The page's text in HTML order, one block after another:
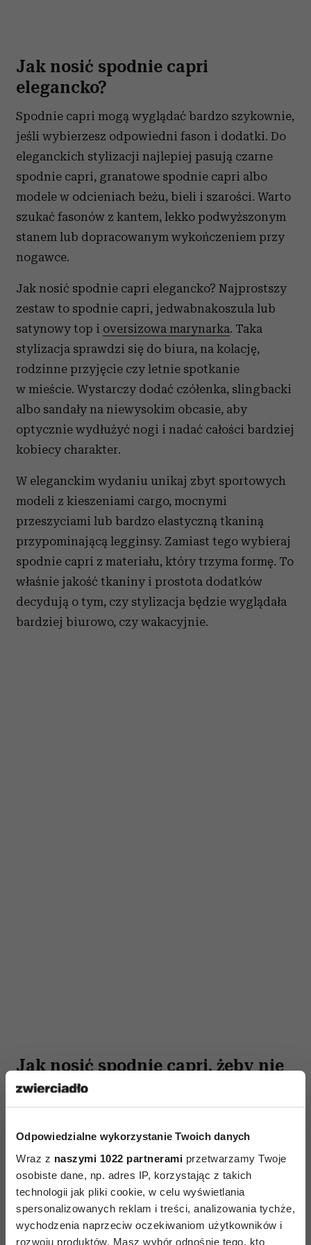
Odpowiedzialne wykorzystanie Twoich danych
Wraz z naszymi 1022 partnerami przetwarzamy Twoje
osobiste dane, np. adres IP, korzystając z takich
technologii jak pliki cookie, w celu wyświetlania
spersonalizowanych reklam i treści, analizowania tychże,
wychodzenia naprzeciw oczekiwaniom użytkowników i
rozwoju produktów. Masz wybór odnośnie tego, kto
Jak nosić spodnie capri
elegancko?
Spodnie capri mogą wyglądać bardzo szykownie,
jeśli wybierzesz odpowiedni fason i dodatki. Do
eleganckich stylizacji najlepiej pasują czarne
spodnie capri, granatowe spodnie capri albo
modele w odcieniach beżu, bieli i szarości. Warto
szukać fasonów z kantem, lekko podwyższonym
stanem lub dopracowanym wykończeniem przy
nogawce.
Jak nosić spodnie capri elegancko? Najprostszy
zestaw to spodnie capri, jedwabnakoszula lub
satynowy top i oversizowa marynarka. Taka
stylizacja sprawdzi się do biura, na kolację,
rodzinne przyjęcie czy letnie spotkanie
w mieście. Wystarczy dodać czółenka, slingbacki
albo sandały na niewysokim obcasie, aby
optycznie wydłużyć nogi i nadać całości bardziej
kobiecy charakter.
W eleganckim wydaniu unikaj zbyt sportowych
modeli z kieszeniami cargo, mocnymi
przeszyciami lub bardzo elastyczną tkaniną
przypominającą legginsy. Zamiast tego wybieraj
spodnie capri z materiału, który trzyma formę. To
właśnie jakość tkaniny i prostota dodatków
decydują o tym, czy stylizacja będzie wyglądała
bardziej biurowo, czy wakacyjnie.
Jak nosić spodnie capri, żeby nie
skracały nóg?
rzeczywiście może być wymagająca. Spodnie
kończące się w najszerszym miejscu łydki mogą
optycznie skrócić nogi, dlatego warto zwrócić
uwagę na kilka detali. Po pierwsze, najlepszym
wyborem będą spodnie capri z wysokim lub
średnim stanem. Taki fason podkreśla talię